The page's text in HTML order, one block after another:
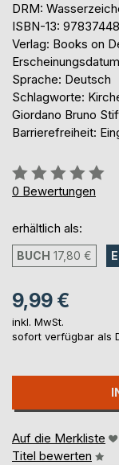
DRM:
ISBN-13:
Verlag: Books on
Sprache: Deutsch
Schlagworte:
Giordano Bruno
Barrierefreiheit:
Bewertung::
0%
0 Bewertungen
erhältlich als:
BUCH 17,80 €
9,99 €
inkl. MwSt.
sofort verfügbar als
Auf die Merkliste
Titel bewerten